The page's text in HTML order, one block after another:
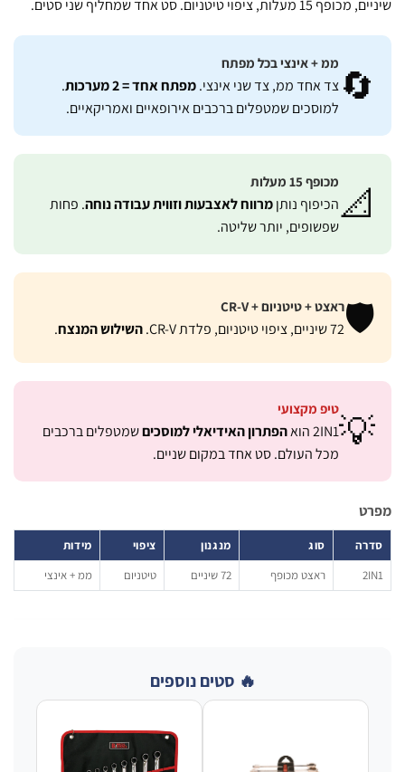
ציפוי טיטניום. סט אחד שמחליף שני סטים.
ממ + אינצי בכל מפתח
צד אחד ממ, צד שני אינצי.מפתח אחד = 2 מערכות
.
למוסכים שמטפלים ברכבים אירופאיים ואמריקאיים.
מכופף 15 מעלות
הכיפוף נותןמרווח לאצבעות וזווית עבודה נוחה. פחות
שפשופים, יותר שליטה.
ראצט + טיטניום + CR-V
72 שיניים, ציפוי טיטניום, פלדת CR-V. השילוש המנצח.
טיפ מקצועי
2IN1 הוא הפתרון האידיאלי למוסכיםשמטפלים ברכבים
מכל העולם. סט אחד במקום שניים.
סוג
ראצט מכופף ממ + אינצי
🔥 סטים נוספים